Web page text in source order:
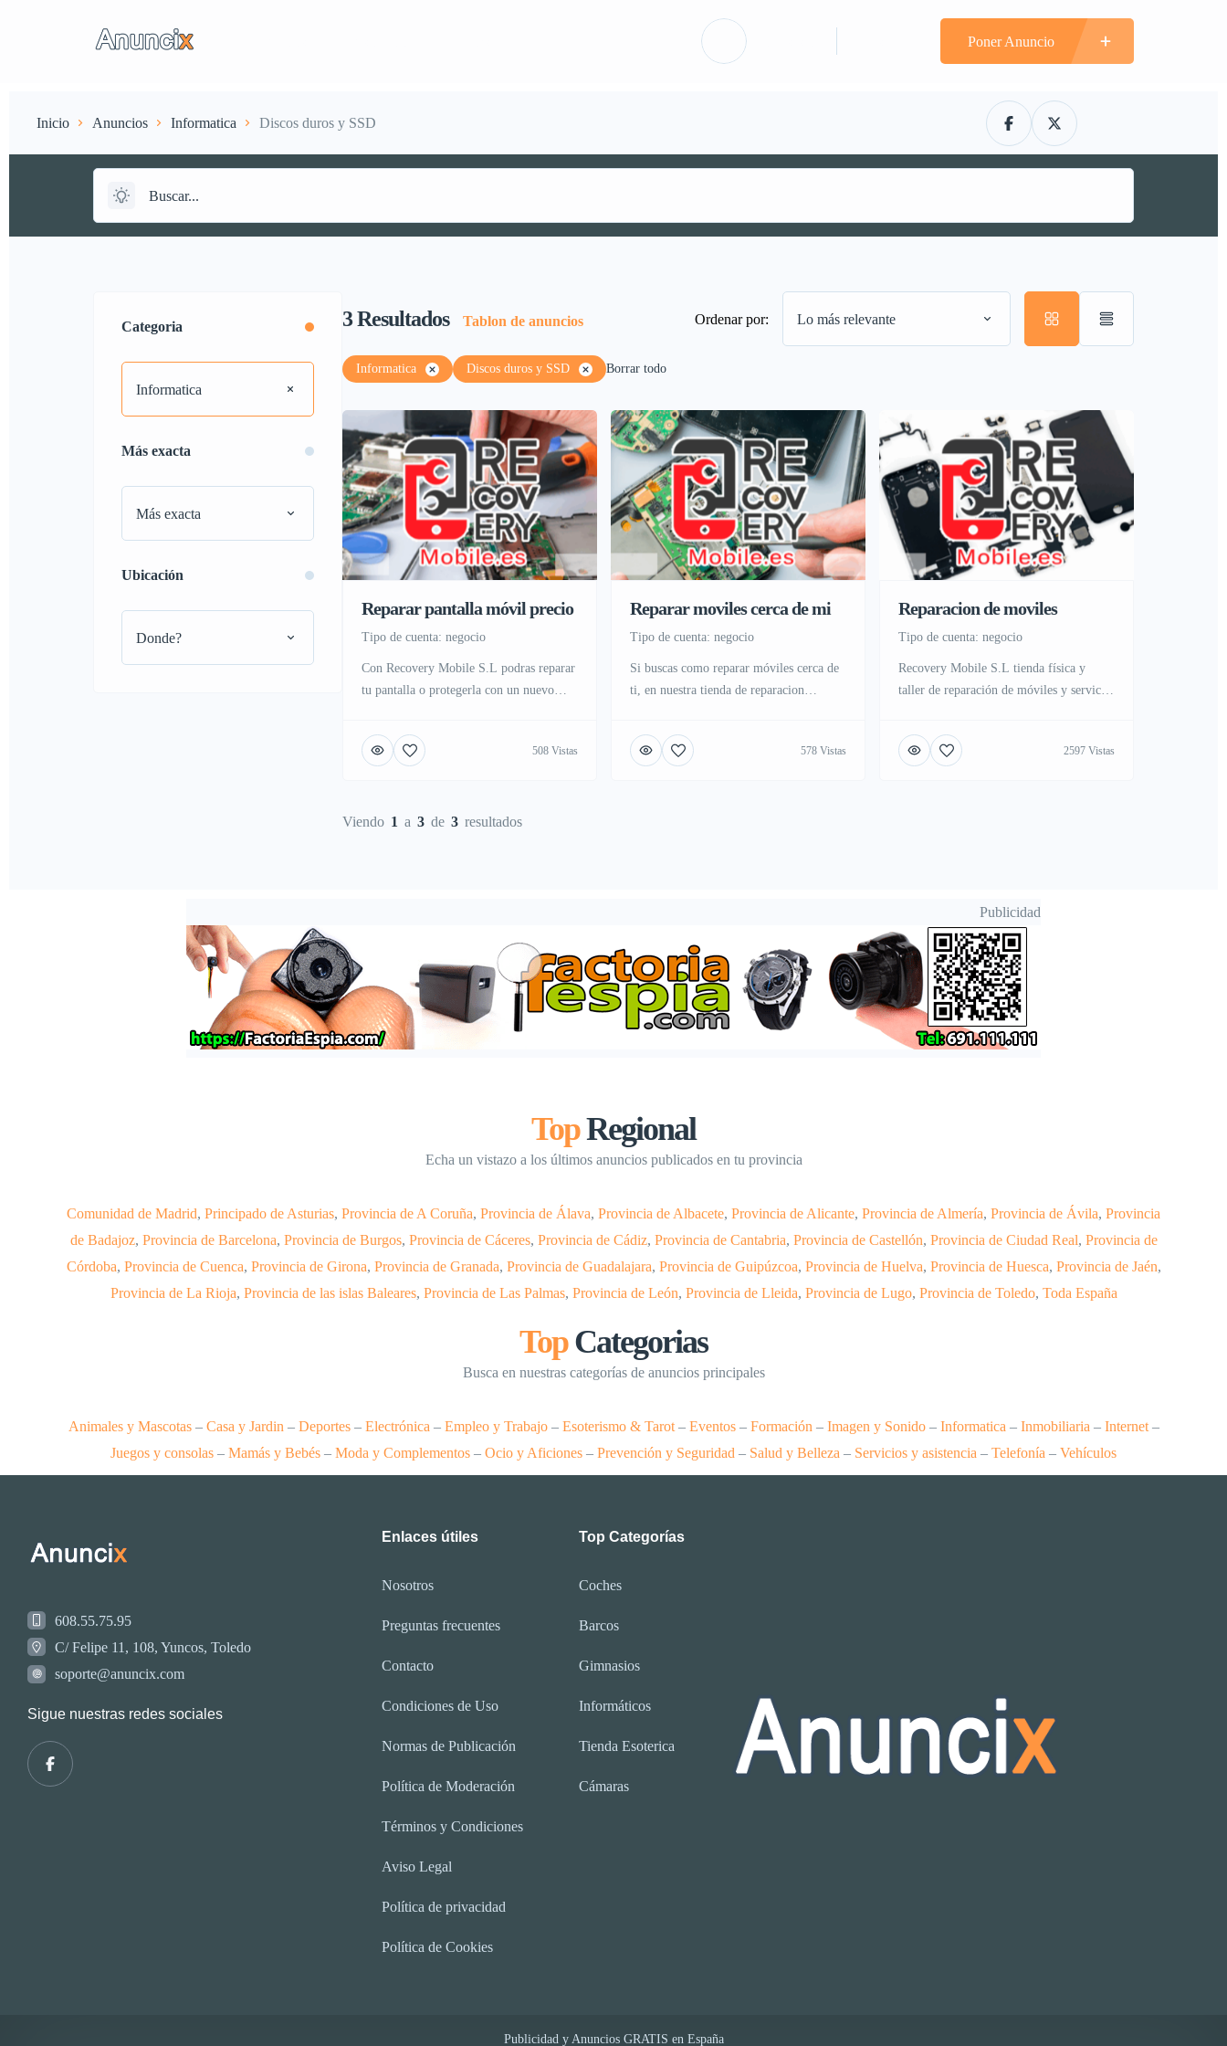
Poner Anuncio
Inicio Anuncios Informatica Discos duros y SSD
Categoria
Informatica
Más exacta
Más exacta
Ubicación
Donde?
3Resultados Tablon de anuncios Ordenar por: Lo más relevante
Informatica Discos duros y SSD Borrar todo
Reparar pantalla móvil precio
tipo de cuenta: negocio
Con Recovery Mobile S.L podras reparar
tu pantalla o protegerla con un nuevo
nuestra tienda física localizada en Useras,
pleno centro de Madrid accesible desde
servicio técnico para smartphone, con
508 Vistas
Reparar moviles cerca de mi
tipo de cuenta: negocio
Si buscas como reparar móviles cerca de
ti, en nuestra tienda de reparacion
centro de Madrid, con tienda física y
taller de reparación de móviles y servicio
578 Vistas
Reparacion de moviles
tipo de cuenta: negocio
Recovery Mobile S.L tienda física y
taller de reparación de móviles y servicio
servicios de asistencia directa en cambio
y sustitución de pantallas, carcasa,2597 Vistas
Viendo 1 a 3 de 3 resultados
Publicidad
TopRegional
Echa un vistazo a los últimos anuncios publicados en tu provincia
Comunidad de Madrid, Principado de Asturias, Provincia de A Coruña, Provincia de Álava, Provincia de Albacete, Provincia de Alicante, Provincia de Almería, Provincia de Ávila, Provincia
de Badajoz, Provincia de Barcelona, Provincia de Burgos, Provincia de Cáceres, Provincia de Cádiz, Provincia de Cantabria, Provincia de Castellón, Provincia de Ciudad Real, Provincia de
Córdoba, Provincia de Cuenca, Provincia de Girona, Provincia de Granada, Provincia de Guadalajara, Provincia de Guipúzcoa, Provincia de Huelva, Provincia de Huesca, Provincia de Jaén,
Provincia de La Rioja, Provincia de las islas Baleares, Provincia de Las Palmas, Provincia de León, Provincia de Lleida, Provincia de Lugo, Provincia de Toledo, Toda España
TopCategorias
Busca en nuestras categorías de anuncios principales
Animales y Mascotas– Casa y Jardin – Deportes– Electrónica – Empleo y Trabajo– Esoterismo & Tarot– Eventos– Formación – Imagen y Sonido– Informatica – Inmobiliaria – Internet–
Juegos y consolas – Mamás y Bebés – Moda y Complementos – Ocio y Aficiones – Prevención y Seguridad – Salud y Belleza – Servicios y asistencia – Telefonía – Vehículos
608.55.75.95
C/ Felipe 11, 108, Yuncos, Toledo
soporte@anuncix.com
Sigue nuestras redes sociales
Enlaces útiles
Nosotros
Preguntas frecuentes
Contacto
Condiciones de Uso
Normas de Publicación
Política de Moderación
Términos y Condiciones
Aviso Legal
Política de privacidad
Política de Cookies
Top Categorías
Coches
Barcos
Gimnasios
Informáticos
Tienda Esoterica
Cámaras
Publicidad y Anuncios GRATIS en España